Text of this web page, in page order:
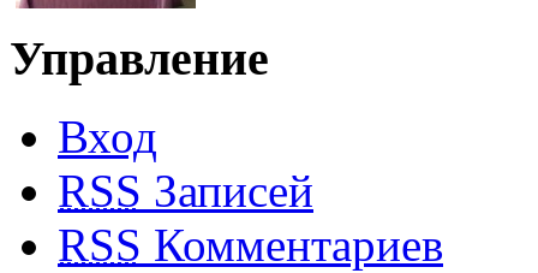
Управление
Вход
RSS Записей
RSS Комментариев